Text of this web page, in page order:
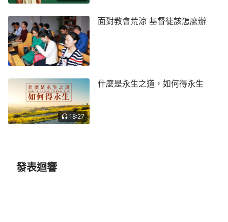
面對教會荒涼 基督徒該怎麼辦
18:27
什麼是永生之道，如何得永生
發表迴響